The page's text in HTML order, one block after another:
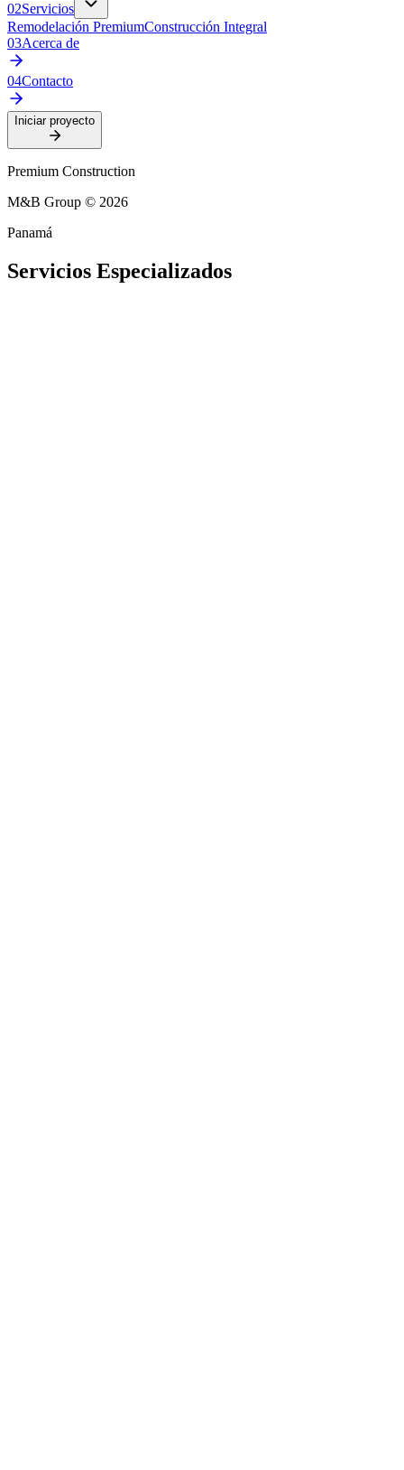
02Servicios
Remodelación PremiumConstrucción Integral
03Acerca de
04Contacto
Iniciar proyecto
Premium Construction
M&B Group © 2026
Panamá
Servicios Especializados